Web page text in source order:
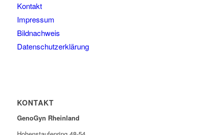
Kontakt
Impressum
Bildnachweis
Datenschutzerklärung
KONTAKT
GenoGyn Rheinland